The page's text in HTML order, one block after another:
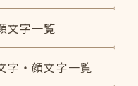
文字一覧
字・顔文字一覧